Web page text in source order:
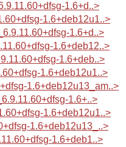
1.6+d..>
1.6+deb12u1..>
1.6+d..>
1.6+deb12..>
1.6+deb..>
1.6+deb12u1..>
1.6+deb12u13_am..>
1.6+..>
1.6+deb12u1..>
1.6+deb12u13_..>
1.6+deb1..>